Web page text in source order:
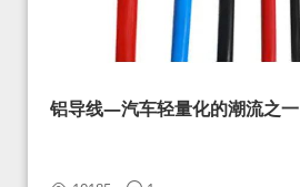
铝导线—汽车轻量化的潮流之一